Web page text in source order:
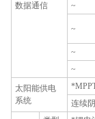
数据通信 ~
~
~
~
太阳能供电
系统
连续